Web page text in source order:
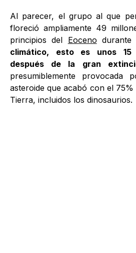
Al parecer, el grupo al que
floreció ampliamente 49
principios del Eoceno durante
climático, esto es unos 15
después de la gran
presumiblemente
asteroide que acabó con el 75%
Tierra, incluidos los dinosaurios.